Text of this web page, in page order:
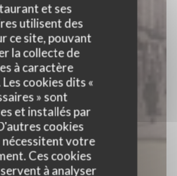
et ses
utilisent des
ce site, pouvant
la collecte de
à caractère
cookies dits «
» sont
et installés par
cookies
votre
Ces cookies
à analyser